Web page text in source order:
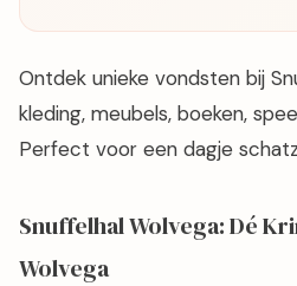
Ontdek unieke vondsten bij
kleding, meubels, boeken,
Perfect voor een dagje
Snuffelhal Wolvega: Dé
Wolvega